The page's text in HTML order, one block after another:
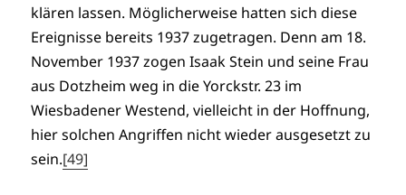
klären lassen. Möglicherweise hatten sich diese
Ereignisse bereits 1937 zugetragen. Denn am 18.
November 1937 zogen Isaak Stein und seine Frau
aus Dotzheim weg in die Yorckstr. 23 im
Wiesbadener Westend, vielleicht in der Hoffnung,
hier solchen Angriffen nicht wieder ausgesetzt zu
sein.[49]